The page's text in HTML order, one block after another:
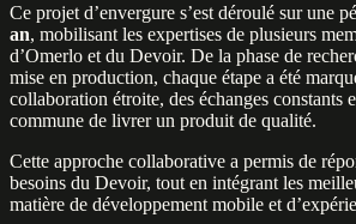
Ce projet d’envergure s’est déroulé sur une
an, mobilisant les expertises de plusieurs
d’Omerlo et du Devoir. De la phase de
mise en production, chaque étape a été
collaboration étroite, des échanges constants
commune de livrer un produit de qualité.
Cette approche collaborative a permis de
besoins du Devoir, tout en intégrant les
matière de développement mobile et